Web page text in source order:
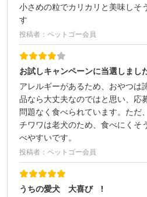
小さめの粒でカリカリと美味しそ
す
投稿者：ペットゴー会員
お試しキャンペーンに当選しまし
アレルギーがあるため、おやつは
品なら大丈夫なのではと思い、応
問題なく食べられています。ただ
チワワは老犬のため、食べにくそ
べやすいです。
投稿者：ペットゴー会員
うちの愛犬 大喜び !